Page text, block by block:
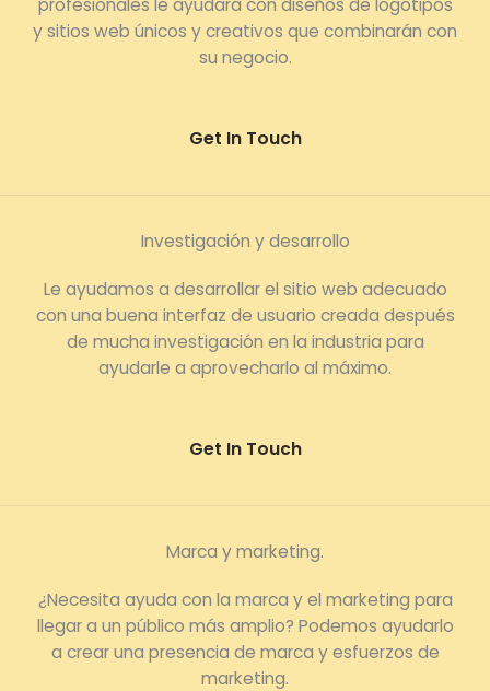
profesionales le ayudará con diseños de logotipos
y sitios web únicos y creativos que combinarán con
su negocio.
Get In Touch
Investigación y desarrollo
Le ayudamos a desarrollar el sitio web adecuado
con una buena interfaz de usuario creada después
de mucha investigación en la industria para
ayudarle a aprovecharlo al máximo.
Get In Touch
Marca y marketing.
¿Necesita ayuda con la marca y el marketing para
llegar a un público más amplio? Podemos ayudarlo
a crear una presencia de marca y esfuerzos de
marketing.